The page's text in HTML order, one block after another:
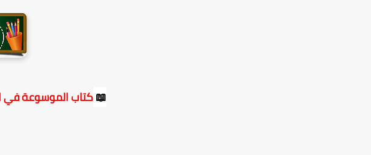
📖كتاب الموسوعة في